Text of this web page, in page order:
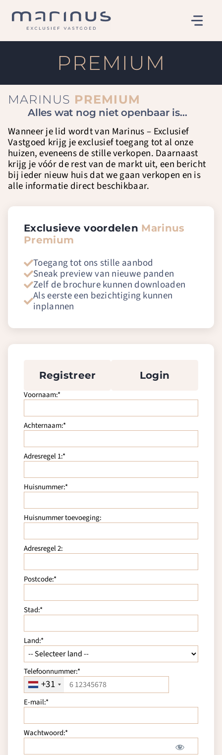
naar
PREMIUM
MARINUS PREMIUM
Alles wat nog niet openbaar is…
Wanneer je lid wordt van Marinus – Exclusief
Vastgoed krijg je exclusief toegang tot al onze
huizen, eveneens de stille verkopen. Daarnaast
krijg je vóór de rest van de markt uit, een bericht
bij ieder nieuw huis dat we gaan verkopen en is
alle informatie direct beschikbaar.
Exclusieve voordelen Marinus
Premium
Toegang tot ons stille aanbod
Sneak preview van nieuwe panden
Zelf de brochure kunnen downloaden
Als eerste een bezichtiging kunnen
inplannen
Registreer Login
Voornaam:*
Achternaam:*
Adresregel 1:*
Huisnummer:*
Huisnummer toevoeging:
Adresregel 2:
Postcode:*
Stad:*
Land:*
Telefoonnummer:*
+31
E-mail:*
Wachtwoord:*